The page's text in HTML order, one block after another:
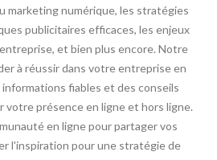
marketing numérique, les stratégies
publicitaires efficaces, les enjeux
et bien plus encore. Notre
à réussir dans votre entreprise en
fiables et des conseils
votre présence en ligne et hors ligne.
en ligne pour partager vos
l'inspiration pour une stratégie de